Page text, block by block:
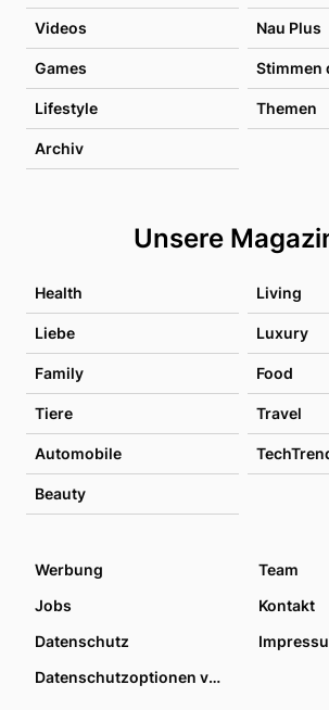
Videos Nau Plus
Games Stimmen
Lifestyle Themen
Archiv
Unsere
Health Living
Liebe Luxury
Family Food
Tiere Travel
Automobile
Beauty
Werbung
Team
Jobs
Kontakt
Datenschutz
Datenschutzoptionen verwalten